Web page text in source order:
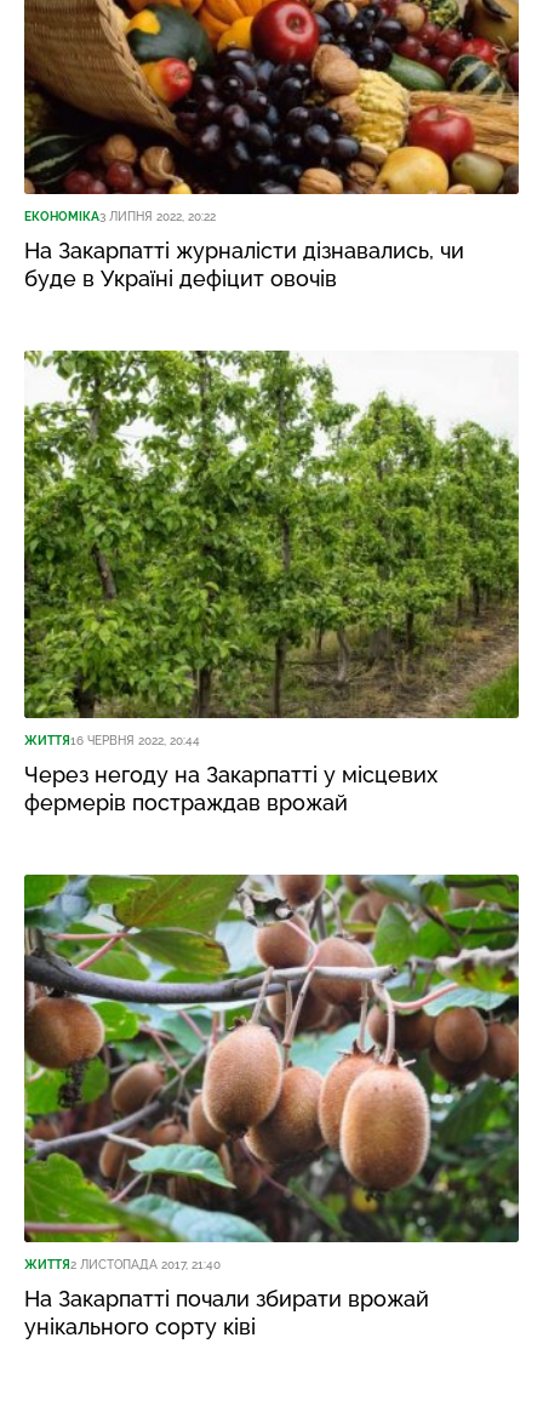
ЕКОНОМІКА3 ЛИПНЯ 2022, 20:22
На Закарпатті журналісти дізнавались, чи
буде в Україні дефіцит овочів
ЖИТТЯ16 ЧЕРВНЯ 2022, 20:44
Через негоду на Закарпатті у місцевих
фермерів постраждав врожай
ЖИТТЯ2 ЛИСТОПАДА 2017, 21:40
На Закарпатті почали збирати врожай
унікального сорту ківі